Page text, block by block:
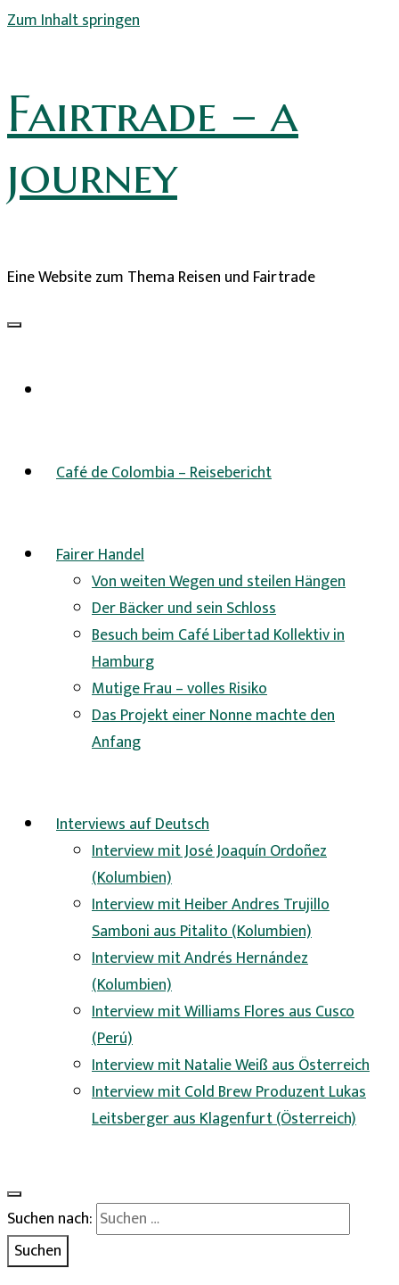
Zum Inhalt springen
Fairtrade – a
journey
Eine Website zum Thema Reisen und Fairtrade
Café de Colombia – Reisebericht
Fairer Handel
Von weiten Wegen und steilen Hängen
Der Bäcker und sein Schloss
Besuch beim Café Libertad Kollektiv in
Hamburg
Mutige Frau – volles Risiko
Das Projekt einer Nonne machte den
Anfang
Interviews auf Deutsch
Interview mit José Joaquín Ordoñez
(Kolumbien)
Interview mit Heiber Andres Trujillo
Samboni aus Pitalito (Kolumbien)
Interview mit Andrés Hernández
(Kolumbien)
Interview mit Williams Flores aus Cusco
(Perú)
Interview mit Natalie Weiß aus Österreich
Interview mit Cold Brew Produzent Lukas
Leitsberger aus Klagenfurt (Österreich)
Suchen nach: